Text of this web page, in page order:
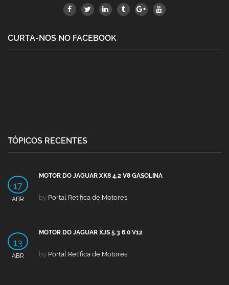
CURTA-NOS NO FACEBOOK
TÓPICOS RECENTES
17
ABR
MOTOR DO JAGUAR XK8 4.2 V8 GASOLINA
by Portal Retífica de Motores
13
ABR
MOTOR DO JAGUAR XJS 5.3 6.0 V12
by Portal Retífica de Motores